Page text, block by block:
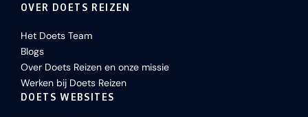
OVER DOETS REIZEN
Het Doets Team
Blogs
Over Doets Reizen en onze missie
Werken bij Doets Reizen
DOETS WEBSITES